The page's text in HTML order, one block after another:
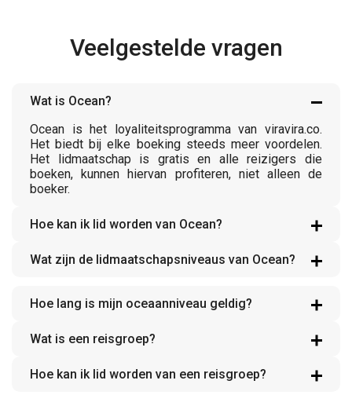
Veelgestelde vragen
Wat is Ocean?
Ocean is het loyaliteitsprogramma van viravira.co.
Het biedt bij elke boeking steeds meer voordelen.
Het lidmaatschap is gratis en alle reizigers die
boeken, kunnen hiervan profiteren, niet alleen de
boeker.
Hoe kan ik lid worden van Ocean?
Wat zijn de lidmaatschapsniveaus van Ocean?
Hoe lang is mijn oceaanniveau geldig?
Wat is een reisgroep?
Hoe kan ik lid worden van een reisgroep?